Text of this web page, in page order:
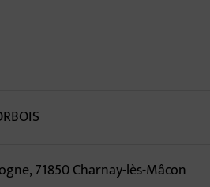
71850 Charnay-lès-Mâcon